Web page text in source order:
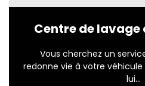
Centre de lavage
Vous cherchez un
redonne vie à votre
lui...